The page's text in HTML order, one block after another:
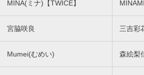
MINA(ミナ)【TWICE】 MINAMI
宮脇咲良 三吉彩
Mumei(むめい) 森絵梨